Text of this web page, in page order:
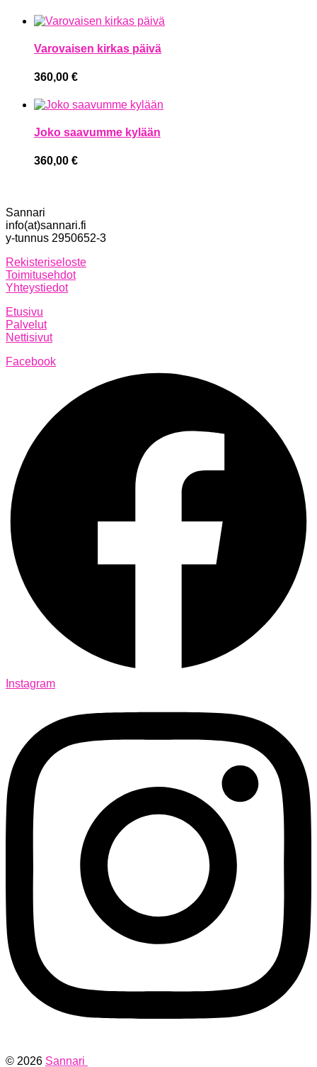
Varovaisen kirkas päivä
360,00 €
Joko saavumme kylään
360,00 €
Sannari
info(at)sannari.fi
y-tunnus 2950652-3
Rekisteriseloste
Toimitusehdot
Yhteystiedot
Etusivu
Palvelut
Nettisivut
Facebook
Instagram
© 2026 Sannari